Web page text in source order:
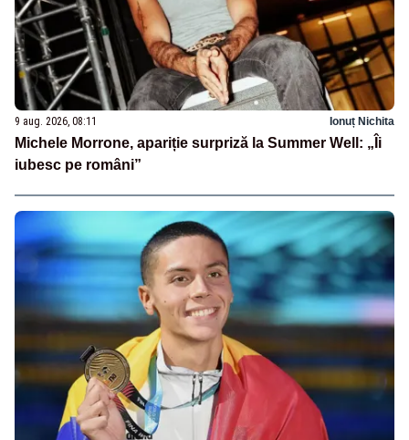
9 aug. 2026, 08:11 Ionuț Nichita
Michele Morrone, apariție surpriză la Summer Well: „Îi
iubesc pe români”